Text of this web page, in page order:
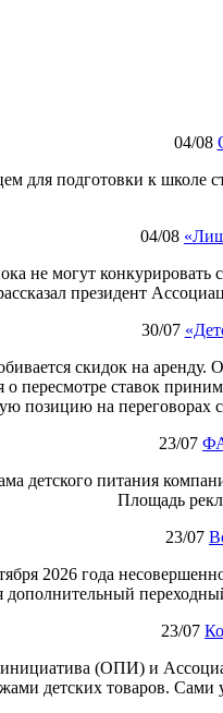
04/08
для подготовки к школе
04/08
не могут
президент
30/07
скидок на
пересмотре ставок
позицию на переговорах
23/07
детского питания
Площадь
23/07
2026 года
дополнительный
23/07
инициатива (ОПИ) и
детских товаров.